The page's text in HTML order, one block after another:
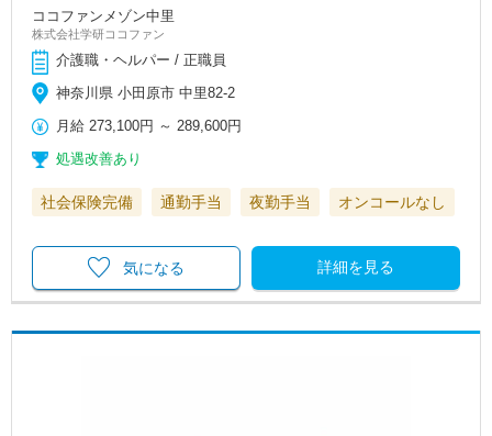
ココファンメゾン中里
株式会社学研ココファン
介護職・ヘルパー / 正職員
神奈川県 小田原市 中里82-2
月給 273,100円 ～ 289,600円
処遇改善あり
社会保険完備 通勤手当 夜勤手当 オンコールなし
詳細を見る
気になる